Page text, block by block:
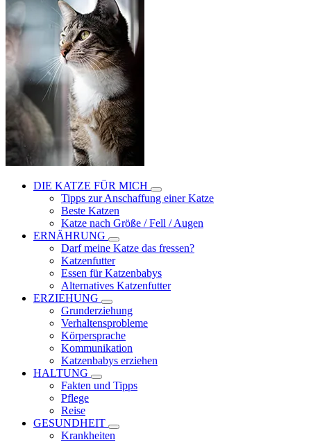
DIE KATZE FÜR MICH
Tipps zur Anschaffung einer Katze
Beste Katzen
Katze nach Größe / Fell / Augen
ERNÄHRUNG
Darf meine Katze das fressen?
Katzenfutter
Essen für Katzenbabys
Alternatives Katzenfutter
ERZIEHUNG
Grunderziehung
Verhaltensprobleme
Körpersprache
Kommunikation
Katzenbabys erziehen
HALTUNG
Fakten und Tipps
Pflege
Reise
GESUNDHEIT
Krankheiten